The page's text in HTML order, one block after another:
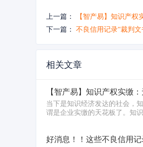
上一篇：
【智产易】知识产
下一篇：
不良信用记录“裁判
相关文章
【智产易】知识产权实缴
当下是知识经济发达的社会，
谓是企业实缴的天花板了。知
好消息！！这些不良信用记